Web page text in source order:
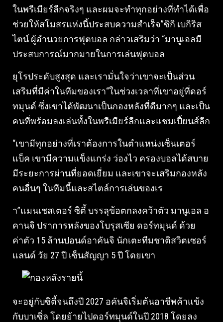
ในพรีเมียร์ลีกจริงๆ และผมจะทำทุกอย่างที่ทำได้เพื่อ
ช่วยให้สโมสรแห่งนี้ประสบความสำเร็จ”ซิกิ เบกิริส
ไตน์ ผู้อำนวยการฟุตบอล กล่าวเสริมว่า “มานูเอลมี
ประสบการณ์มากมายในการเล่นฟุตบอล
ยุโรประดับสูงสุด และเรามั่นใจว่าเขาจะเป็นส่วน
เสริมที่มีค่าในทีมของเรา“ในช่วงเวลาที่เขาอยู่ที่ดอร์
ทมุนด์ ซึ่งเขาได้พัฒนาเป็นกองหลังที่ดีมากๆ และเป็น
คนที่พร้อมลงเล่นทั้งในพรีเมียร์ลีกและแชมเปี้ยนส์ลีก
“เขามีทุกอย่างที่เราต้องการในตำแหน่งเซ็นเตอร์
แบ็ค เขามีความแข็งแกร่ง ว่องไว ครองบอลได้สบาย
มีระยะการผ่านที่ยอดเยี่ยม และเขาจะเสริมกองหลัง
คนอื่นๆ ในทีมนี้และสไตล์การเล่นของเร
า”แมนเชสเตอร์ ซิตี้ บรรลุข้อตกลงคว้าตัว มานูเอล อ
คานจิ ปราการหลังของโบรุสเซีย ดอร์ทมุนด์ ด้วย
ค่าตัว 15 ล้านปอนด์อาคันจิ นักเตะทีมชาติสวิตเซอร์
แลนด์ วัย 27 ปี เซ็นสัญญา 5 ปี โดยเขา
จะอยู่กับซิตี้จนถึงปี 2027 อคันจิเริ่มต้นอาชีพค้าแข้ง
กับบาเซิ่ล โดยย้ายไปดอร์ทมุนด์ในปี 2018 โดยลง